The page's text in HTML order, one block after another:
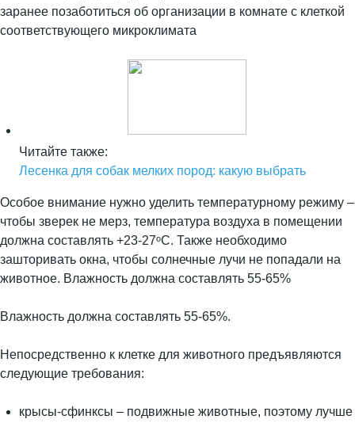
заранее позаботиться об организации в комнате с клеткой
соответствующего микроклимата
Читайте также:
Лесенка для собак мелких пород: какую выбрать
Особое внимание нужно уделить температурному режиму –
чтобы зверек не мерз, температура воздуха в помещении
должна составлять +23-27ᵒС. Также необходимо
зашторивать окна, чтобы солнечные лучи не попадали на
животное. Влажность должна составлять 55-65%
Влажность должна составлять 55-65%.
Непосредственно к клетке для животного предъявляются
следующие требования:
крысы-сфинксы – подвижные животные, поэтому лучше